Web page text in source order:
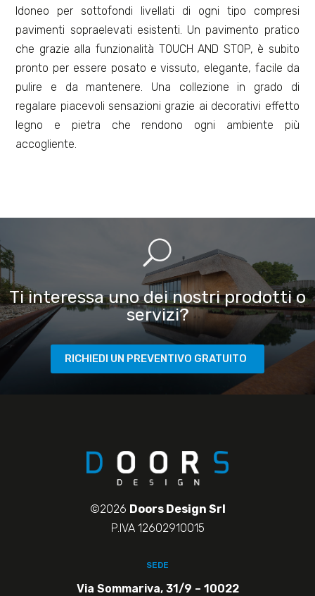
Idoneo per sottofondi livellati di ogni tipo compresi
pavimenti sopraelevati esistenti. Un pavimento pratico
che grazie alla funzionalità TOUCH AND STOP, è subito
pronto per essere posato e vissuto, elegante, facile da
pulire e da mantenere. Una collezione in grado di
regalare piacevoli sensazioni grazie ai decorativi effetto
legno e pietra che rendono ogni ambiente più
accogliente.
U
Ti interessa uno dei nostri prodotti o
servizi?
RICHIEDI UN PREVENTIVO GRATUITO
©2026 Doors Design Srl
P.IVA 12602910015
SEDE
Via Sommariva, 31/9 – 10022